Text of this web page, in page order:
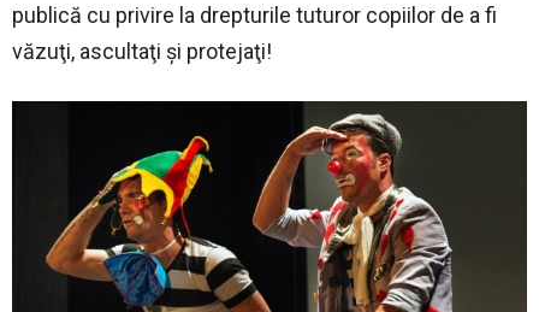
publică cu privire la drepturile tuturor copiilor de a fi
văzuţi, ascultaţi şi protejaţi!